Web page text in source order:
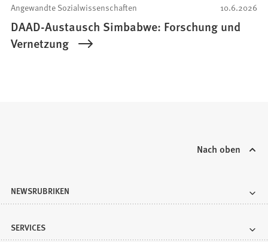
10.6.2026
Angewandte Sozialwissenschaften
DAAD-Austausch Simbabwe: Forschung und
Vernetzung
Nach oben
NEWSRUBRIKEN
SERVICES